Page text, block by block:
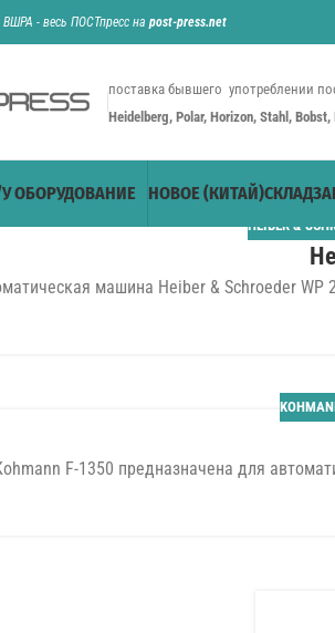
- весь ПОСТпресс на post-press.net
поставка бывшего употреблении
Heidelberg, Polar, Horizon, Stahl,
ОБОРУДОВАНИЕ НОВОЕ (КИТАЙ)СКЛАД
HEIBER &
машина Heiber & Schroeder WP
F-1350 предназначена для